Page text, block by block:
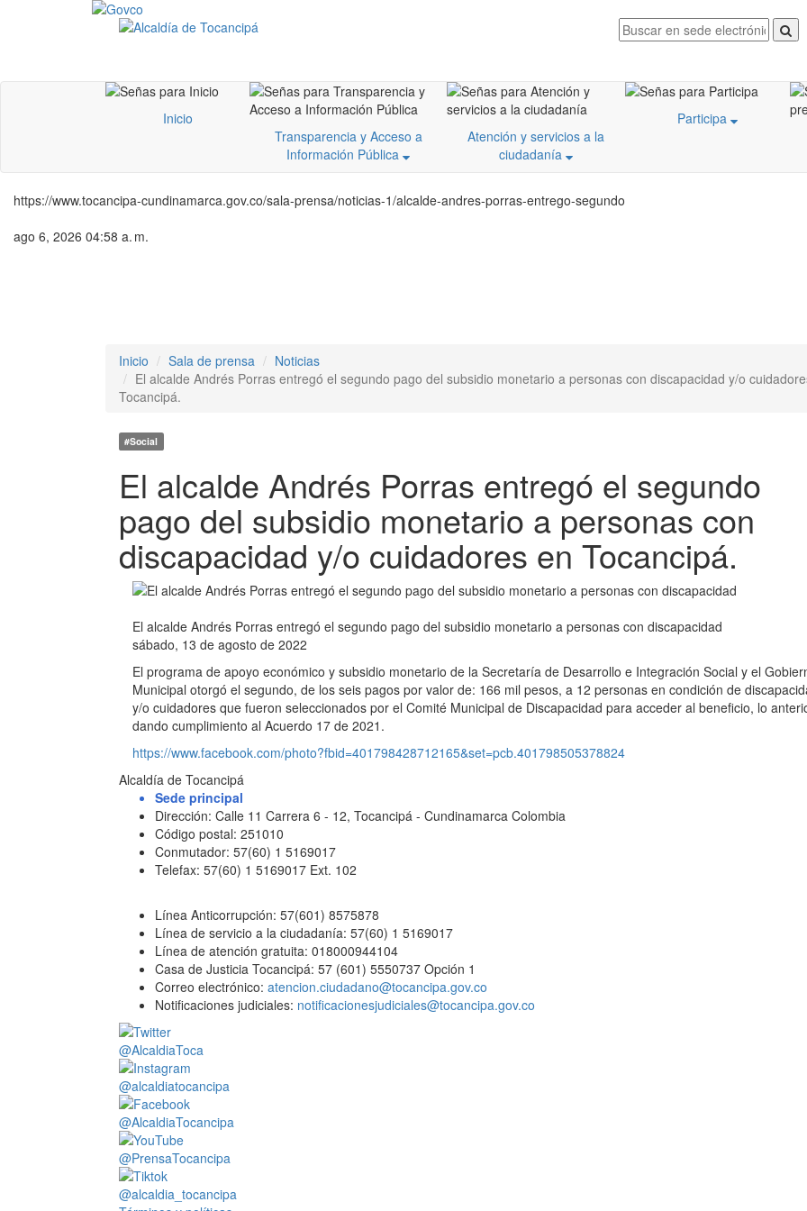
Inicio
Transparencia y Acceso a
Información Pública
Atención y servicios a la
ciudadanía
Participa
https://www.tocancipa-cundinamarca.gov.co/sala-prensa/noticias-1/alcalde-andres-porras-entrego-segundo
ago 6, 2026 04:58 a. m.
Inicio
Sala de prensa
Noticias
El alcalde Andrés Porras entregó el segundo pago del subsidio monetario a personas con discapacidad y/o
Tocancipá.
#Social
El alcalde Andrés Porras entregó el segundo
pago del subsidio monetario a personas con
discapacidad y/o cuidadores en Tocancipá.
El alcalde Andrés Porras entregó el segundo pago del subsidio monetario a personas con discapacidad
sábado, 13 de agosto de 2022
El programa de apoyo económico y subsidio monetario de la Secretaría de Desarrollo e Integración Social y el
Municipal otorgó el segundo, de los seis pagos por valor de: 166 mil pesos, a 12 personas en condición de
y/o cuidadores que fueron seleccionados por el Comité Municipal de Discapacidad para acceder al beneficio, lo
dando cumplimiento al Acuerdo 17 de 2021.
https://www.facebook.com/photo?fbid=401798428712165&set=pcb.401798505378824
Alcaldía de Tocancipá
Sede principal
Dirección: Calle 11 Carrera 6 - 12, Tocancipá - Cundinamarca Colombia
Código postal: 251010
Conmutador: 57(60) 1 5169017
Telefax: 57(60) 1 5169017 Ext. 102
Línea Anticorrupción: 57(601) 8575878
Línea de servicio a la ciudadanía: 57(60) 1 5169017
Línea de atención gratuita: 018000944104
Casa de Justicia Tocancipá: 57 (601) 5550737 Opción 1
Correo electrónico: atencion.ciudadano@tocancipa.gov.co
Notificaciones judiciales: notificacionesjudiciales@tocancipa.gov.co
@AlcaldiaToca
@alcaldiatocancipa
@AlcaldiaTocancipa
@PrensaTocancipa
@alcaldia_tocancipa